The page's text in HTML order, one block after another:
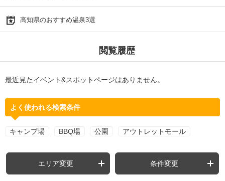
高知県のおすすめ温泉3選
閲覧履歴
最近見たイベント&スポットページはありません。
よく使われる検索条件
キャンプ場 BBQ場 公園 アウトレットモール
エリア変更 条件変更